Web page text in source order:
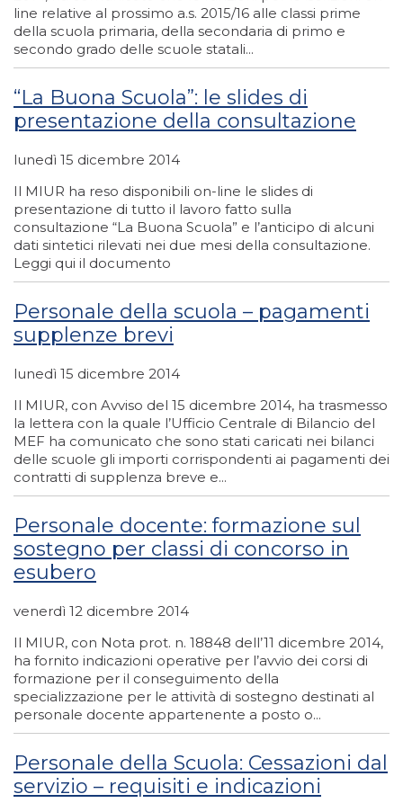
line relative al prossimo a.s. 2015/16 alle classi prime
della scuola primaria, della secondaria di primo e
secondo grado delle scuole statali...
“La Buona Scuola”: le slides di
presentazione della consultazione
lunedì 15 dicembre 2014
Il MIUR ha reso disponibili on-line le slides di
presentazione di tutto il lavoro fatto sulla
consultazione “La Buona Scuola” e l’anticipo di alcuni
dati sintetici rilevati nei due mesi della consultazione.
Leggi qui il documento
Personale della scuola – pagamenti
supplenze brevi
lunedì 15 dicembre 2014
Il MIUR, con Avviso del 15 dicembre 2014, ha trasmesso
la lettera con la quale l’Ufficio Centrale di Bilancio del
MEF ha comunicato che sono stati caricati nei bilanci
delle scuole gli importi corrispondenti ai pagamenti dei
contratti di supplenza breve e...
Personale docente: formazione sul
sostegno per classi di concorso in
esubero
venerdì 12 dicembre 2014
Il MIUR, con Nota prot. n. 18848 dell’11 dicembre 2014,
ha fornito indicazioni operative per l’avvio dei corsi di
formazione per il conseguimento della
specializzazione per le attività di sostegno destinati al
personale docente appartenente a posto o...
Personale della Scuola: Cessazioni dal
servizio – requisiti e indicazioni